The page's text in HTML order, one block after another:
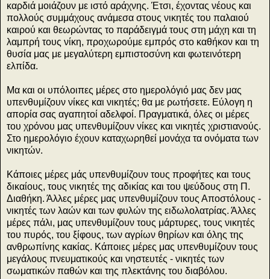
καρδιά μοιάζουν με ιστό αράχνης. Έτσι, έχοντας νέους και
πολλούς συμμάχους ανάμεσα στους νικητές του παλαιού
καιρού και θεωρώντας το παράδειγμά τους στη μάχη και τη
λαμπρή τους νίκη, προχωρούμε εμπρός στο καθήκον και τη
θυσία μας με μεγαλύτερη εμπιστοσύνη και φωτεινότερη
ελπίδα.
Μα και οι υπόλοιπες μέρες στο ημερολόγιό μας δεν μας
υπενθυμίζουν νίκες και νικητές; θα με ρωτήσετε. Εύλογη η
απορία σας αγαπητοί αδελφοί. Πραγματικά, όλες οι μέρες
του χρόνου μας υπενθυμίζουν νίκες και νικητές χριστιανούς.
Στο ημερολόγιο έχουν καταχωρηθεί μονάχα τα ονόματα των
νικητών.
Κάποιες μέρες μάς υπενθυμίζουν τους προφήτες και τους
δικαίους, τους νικητές της αδικίας και του ψεύδους στη Π.
Διαθήκη. Άλλες μέρες μας υπενθυμίζουν τους Αποστόλους -
νικητές των λαών και των φυλών της ειδωλολατρίας. Άλλες
μέρες πάλι, μας υπενθυμίζουν τους μάρτυρες, τους νικητές
του πυρός, του ξίφους, των αγρίων θηρίων και όλης της
ανθρωπίνης κακίας. Κάποιες μέρες μας υπενθυμίζουν τους
μεγάλους πνευματικούς και νηστευτές - νικητές των
σωματικών παθών και της πλεκτάνης του διαβόλου.